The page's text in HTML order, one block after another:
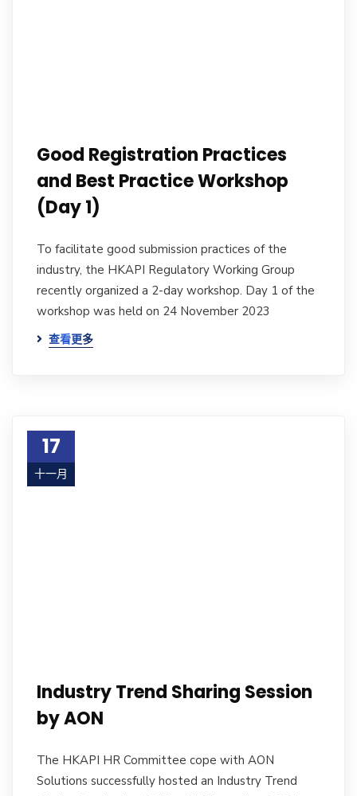
Good Registration Practices
and Best Practice Workshop
(Day 1)
To facilitate good submission practices of the
industry, the HKAPI Regulatory Working Group
recently organized a 2-day workshop. Day 1 of the
workshop was held on 24 November 2023
查看更多
17
十一月
Industry Trend Sharing Session
by AON
The HKAPI HR Committee cope with AON
Solutions successfully hosted an Industry Trend